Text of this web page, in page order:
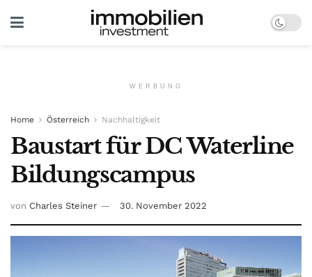
WERBUNG
Home Österreich Nachhaltigkeit
Baustart für DC Waterline
Bildungscampus
von Charles Steiner 30. November 2022